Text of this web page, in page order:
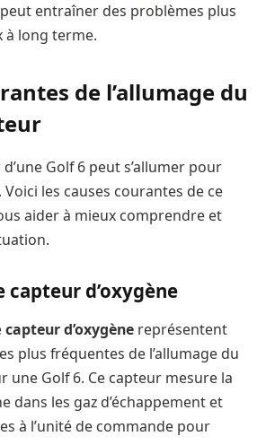
entraîner des problèmes plus
à long terme.
de l’allumage du
Golf 6 peut s’allumer pour
les causes courantes de ce
aider à mieux comprendre et
capteur d’oxygène
capteur d’oxygène représentent
plus fréquentes de l’allumage du
une Golf 6. Ce capteur mesure la
dans les gaz d’échappement et
à l’unité de commande pour